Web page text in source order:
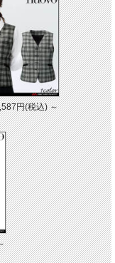
円(税込)～